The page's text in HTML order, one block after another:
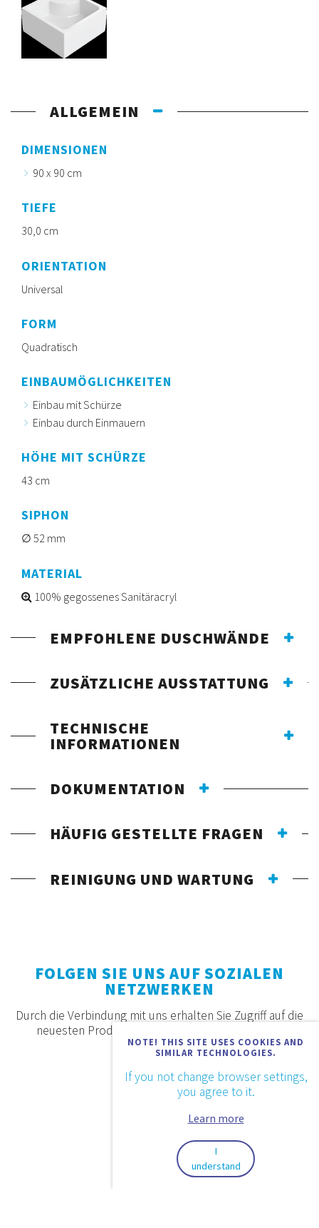
ALLGEMEIN
DIMENSIONEN
90 x 90 cm
TIEFE
30,0 cm
ORIENTATION
Universal
FORM
Quadratisch
EINBAUMÖGLICHKEITEN
Einbau mit Schürze
Einbau durch Einmauern
HÖHE MIT SCHÜRZE
43 cm
SIPHON
52 mm
MATERIAL
100% gegossenes Sanitäracryl
EMPFOHLENE DUSCHWÄNDE
ZUSÄTZLICHE AUSSTATTUNG
TECHNISCHE
INFORMATIONEN
DOKUMENTATION
HÄUFIG GESTELLTE FRAGEN
REINIGUNG UND WARTUNG
NOTE! THIS SITE USES COOKIES AND
SIMILAR TECHNOLOGIES.
If you not change browser settings,
you agree to it.
Learn more
I
understand
FOLGEN SIE UNS AUF SOZIALEN
NETZWERKEN
Durch die Verbindung mit uns erhalten Sie Zugriff auf die
neuesten Produkte, Angebote und Neuigkeiten.